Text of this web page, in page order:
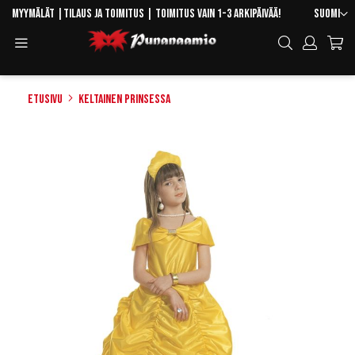
Skip
Content
Kieli
Suomi
Myymälät Tilaus ja toimitus | Toimitus vain 1-3 arkipäivää!
Hae
Etusivu Keltainen prinsessa